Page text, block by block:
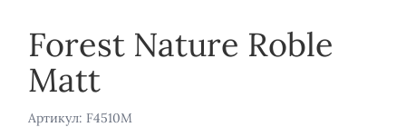
Forest Nature Roble
Matt
Aртикул: F4510M